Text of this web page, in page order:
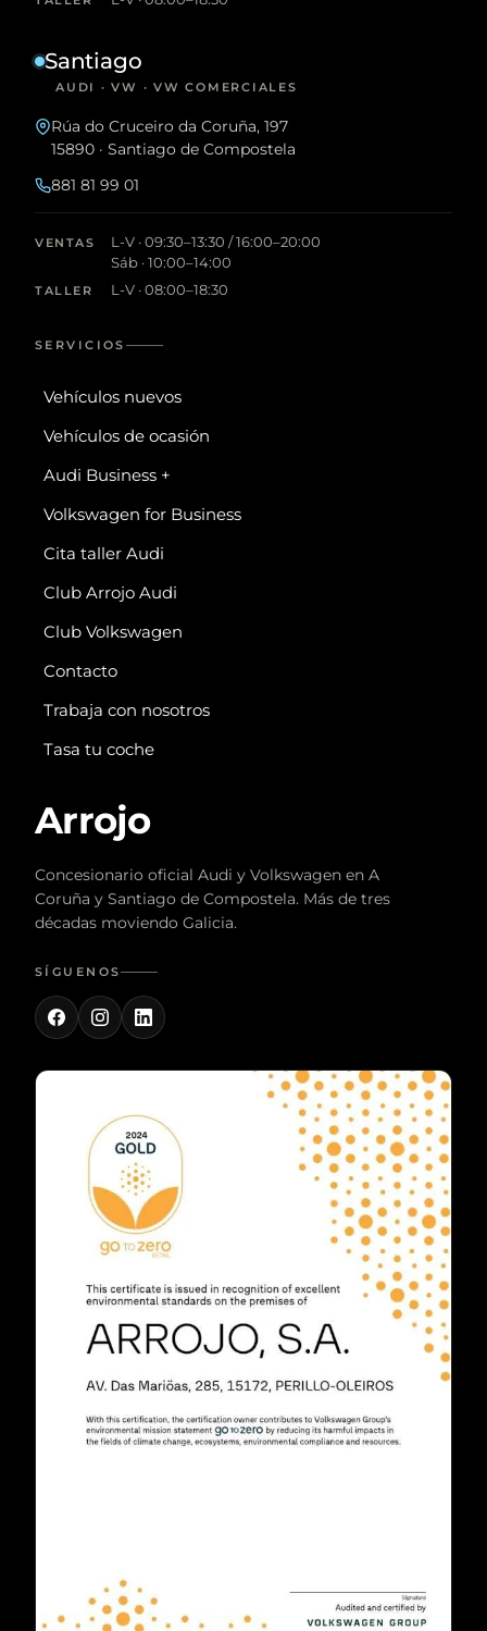
Santiago
AUDI · VW · VW COMERCIALES
Rúa do Cruceiro da Coruña, 197
15890 · Santiago de Compostela
881 81 99 01
VENTAS
L-V · 09:30–13:30 / 16:00–20:00
Sáb · 10:00–14:00
TALLER L-V · 08:00–18:30
SERVICIOS
Vehículos nuevos
Vehículos de ocasión
Audi Business +
Volkswagen for Business
Cita taller Audi
Club Arrojo Audi
Club Volkswagen
Contacto
Trabaja con nosotros
Tasa tu coche
Arrojo
Concesionario oficial Audi y Volkswagen en A
Coruña y Santiago de Compostela. Más de tres
décadas moviendo Galicia.
SÍGUENOS